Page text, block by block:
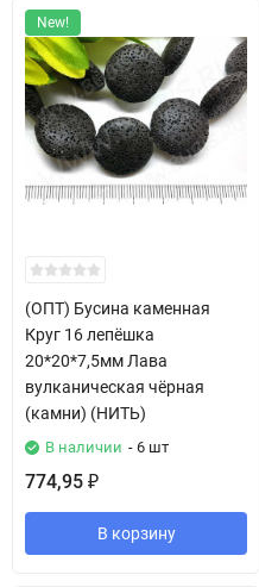
New!
(ОПТ) Бусина каменная
Круг 16 лепёшка
20*20*7,5мм Лава
вулканическая чёрная
(камни) (НИТЬ)
В наличии - 6 шт
774,95 ₽
В корзину